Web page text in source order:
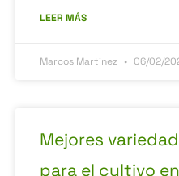
LEER MÁS
Marcos Martinez 06/02/
Mejores
para el cultivo